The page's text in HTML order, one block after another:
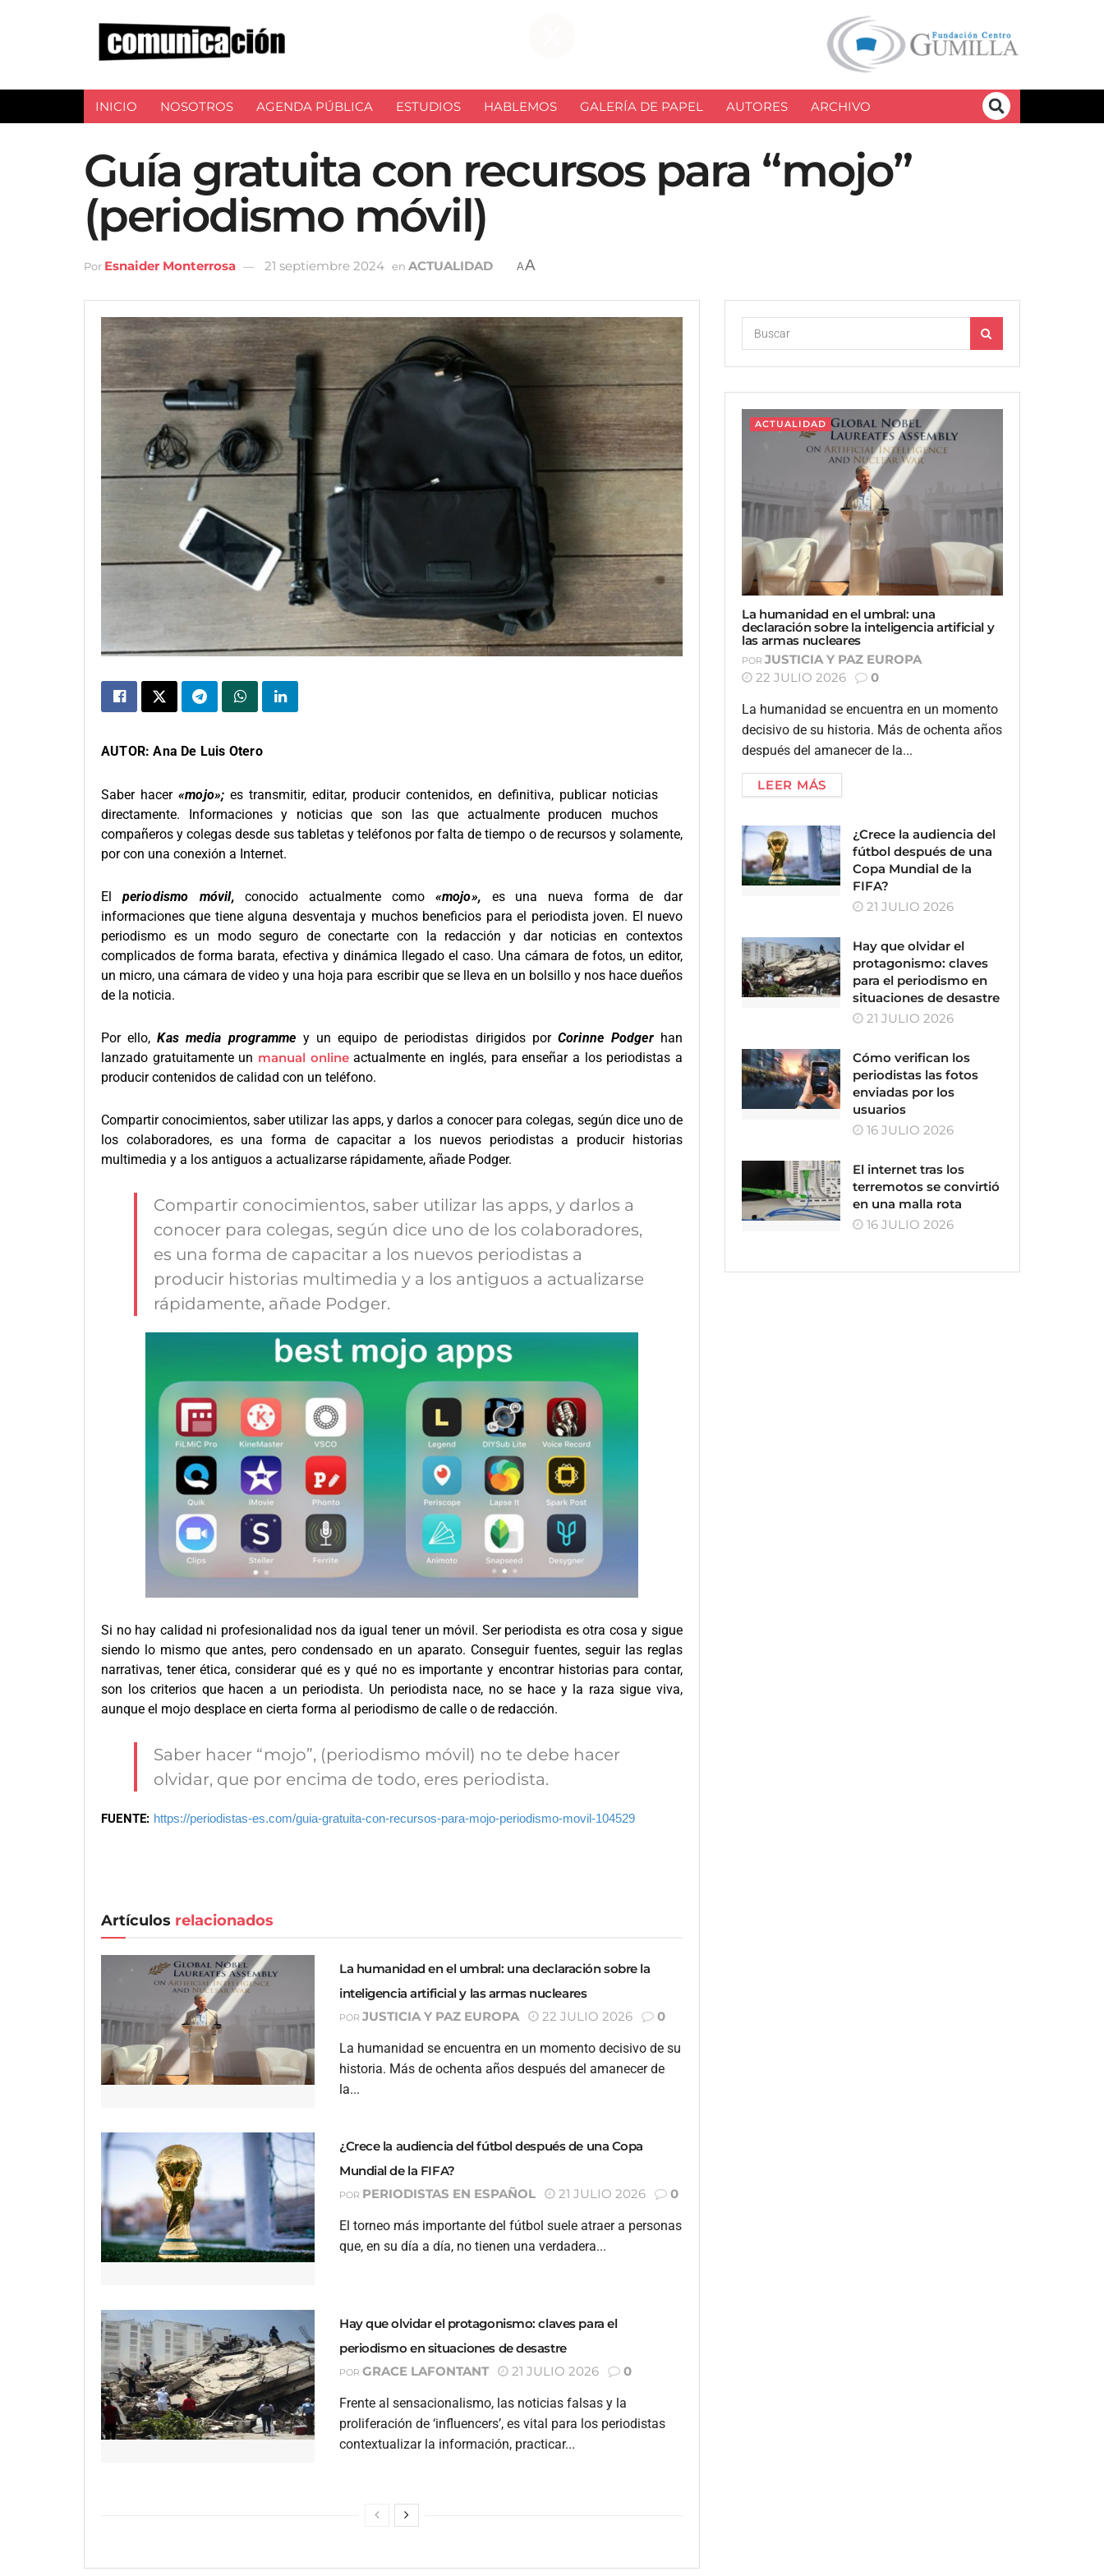
INICIO NOSOTROS AGENDA PÚBLICA ESTUDIOS HABLEMOS GALERÍA DE PAPEL AUTORES ARCHIVO
Guía gratuita con recursos para “mojo”
(periodismo móvil)
Por Esnaider Monterrosa 21 septiembre 2024 en ACTUALIDAD AA
AUTOR:Ana De Luis Otero
Saber hacer «mojo»; es transmitir, editar, producir contenidos, en definitiva, publicar noticias
directamente. Informaciones y noticias que son las que actualmente producen muchos
compañeros y colegas desde sus tabletas y teléfonos por falta de tiempo o de recursos y solamente,
por con una conexión a Internet.
El periodismo móvil, conocido actualmente como «mojo», es una nueva forma de dar
informaciones que tiene alguna desventaja y muchos beneficios para el periodista joven. El nuevo
periodismo es un modo seguro de conectarte con la redacción y dar noticias en contextos
complicados de forma barata, efectiva y dinámica llegado el caso. Una cámara de fotos, un editor,
un micro, una cámara de video y una hoja para escribir que se lleva en un bolsillo y nos hace dueños
de la noticia.
Por ello,Kas media programme y un equipo de periodistas dirigidos por Corinne Podgerhan
lanzado gratuitamente un manual onlineactualmente en inglés, para enseñar a los periodistas a
producir contenidos de calidad con un teléfono.
Compartir conocimientos, saber utilizar las apps, y darlos a conocer para colegas, según dice uno de
los colaboradores, es una forma de capacitar a los nuevos periodistas a producir historias
multimedia y a los antiguos a actualizarse rápidamente, añade Podger.
Compartir conocimientos, saber utilizar las apps, y darlos a
conocer para colegas, según dice uno de los colaboradores,
es una forma de capacitar a los nuevos periodistas a
producir historias multimedia y a los antiguos a actualizarse
rápidamente, añade Podger.
Si no hay calidad ni profesionalidad nos da igual tener un móvil. Ser periodista es otra cosa y sigue
siendo lo mismo que antes, pero condensado en un aparato. Conseguir fuentes, seguir las reglas
narrativas, tener ética, considerar qué es y qué no es importante y encontrar historias para contar,
son los criterios que hacen a un periodista. Un periodista nace, no se hace y la raza sigue viva,
aunque el mojo desplace en cierta forma al periodismo de calle o de redacción.
Saber hacer “mojo”, (periodismo móvil) no te debe hacer
olvidar, que por encima de todo, eres periodista.
FUENTE: https://periodistas-es.com/guia-gratuita-con-recursos-para-mojo-periodismo-movil-104529
Artículos relacionados
La humanidad en el umbral: una declaración sobre la
inteligencia artificial y las armas nucleares
POR JUSTICIA Y PAZ EUROPA 22 JULIO 2026 0
La humanidad se encuentra en un momento decisivo de su
historia. Más de ochenta años después del amanecer de
la...
¿Crece la audiencia del fútbol después de una Copa
Mundial de la FIFA?
POR PERIODISTAS EN ESPAÑOL 21 JULIO 2026 0
El torneo más importante del fútbol suele atraer a personas
que, en su día a día, no tienen una verdadera...
Hay que olvidar el protagonismo: claves para el
periodismo en situaciones de desastre
POR GRACE LAFONTANT 21 JULIO 2026 0
Frente al sensacionalismo, las noticias falsas y la
proliferación de ‘influencers’, es vital para los periodistas
contextualizar la información, practicar...
ACTUALIDAD
La humanidad en el umbral: una
declaración sobre la inteligencia artificial y
las armas nucleares
POR JUSTICIA Y PAZ EUROPA
22 JULIO 2026
0
La humanidad se encuentra en un momento
decisivo de su historia. Más de ochenta años
después del amanecer de la...
LEER MÁS
¿Crece la audiencia del
fútbol después de una
Copa Mundial de la
FIFA?
21 JULIO 2026
Hay que olvidar el
protagonismo: claves
para el periodismo en
situaciones de desastre
21 JULIO 2026
Cómo verifican los
periodistas las fotos
enviadas por los
usuarios
16 JULIO 2026
El internet tras los
terremotos se convirtió
en una malla rota
16 JULIO 2026